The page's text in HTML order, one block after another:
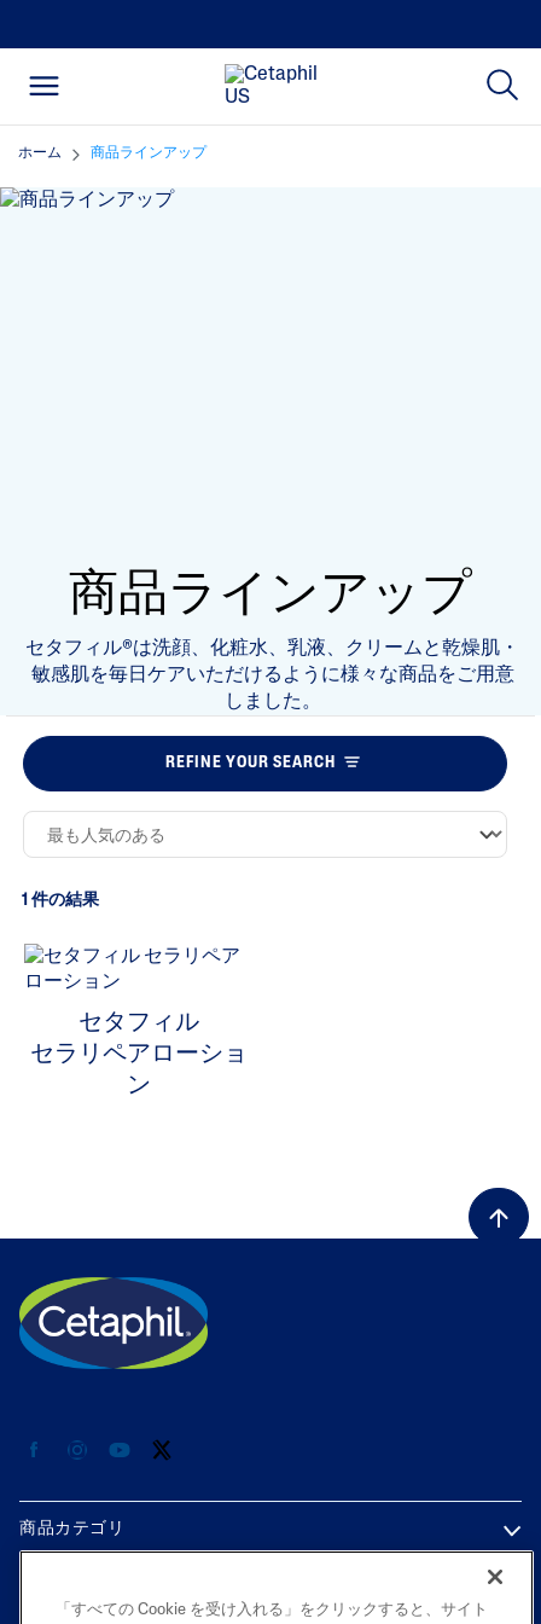
ホーム 商品ラインアップ
商品ラインアップ
セタフィル®は洗顔、化粧水、乳液、クリームと乾燥肌・
敏感肌を毎日ケアいただけるように様々な商品をご用意
しました。
REFINE YOUR SEARCH
製品タイプから選ぶ
キャンペーン・新商品
製品タイプから選ぶで絞り込み: キャンペーン・新商品
お悩みから選ぶ
シリーズから選ぶ
1 件の結果
セタフィル
セラリペアローショ
ン
商品カテゴリ
「すべての Cookie を受け入れる」をクリックすると、サイト